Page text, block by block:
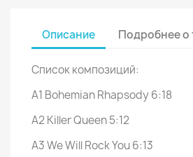
Описание Подробнее о
Список композиций:
A1 Bohemian Rhapsody 6:18
A2 Killer Queen 5:12
A3 We Will Rock You 6:13